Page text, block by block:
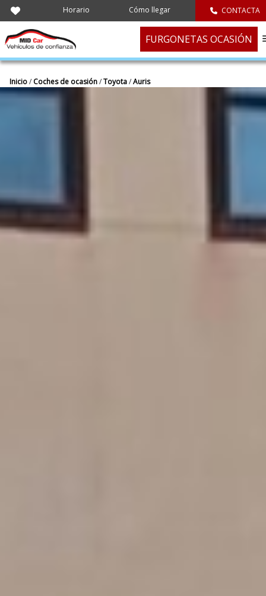
Horario Cómo llegar CONTACTA
FURGONETAS OCASIÓN
Inicio/ Coches de ocasión/Toyota/Auris